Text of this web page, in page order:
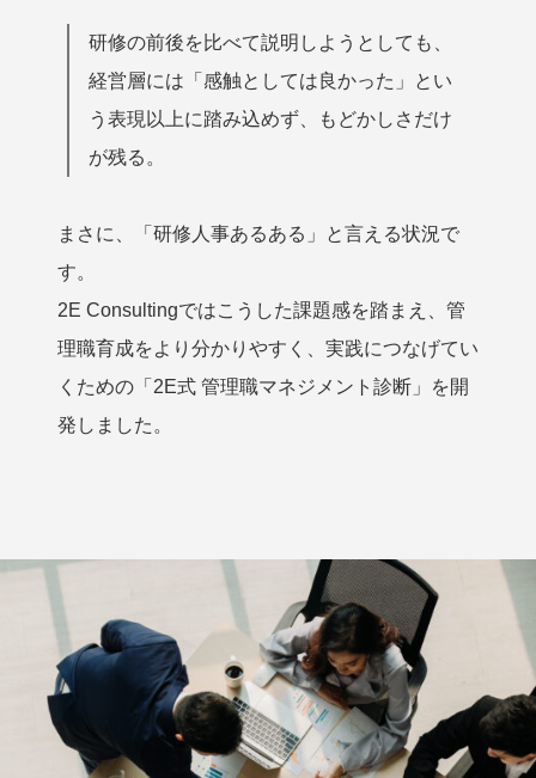
研修の前後を比べて説明しようとしても、
経営層には「感触としては良かった」とい
う表現以上に踏み込めず、もどかしさだけ
が残る。
まさに、「研修人事あるある」と言える状況で
す。
2E Consultingではこうした課題感を踏まえ、管
理職育成をより分かりやすく、実践につなげてい
くための「2E式 管理職マネジメント診断」を開
発しました。